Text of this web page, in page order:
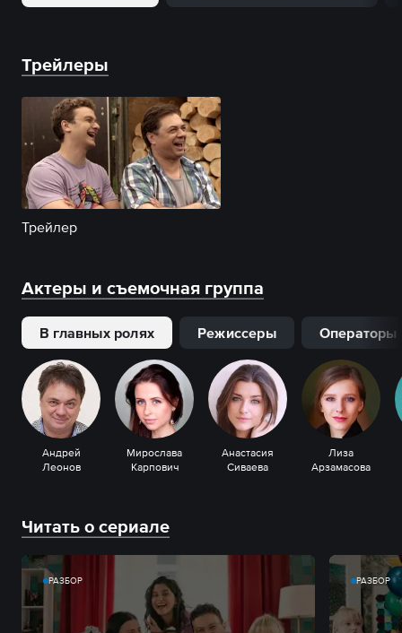
Трейлеры
Трейлер
Актеры и съемочная группа
В главных ролях Режиссеры Операторы
Андрей
Леонов
Мирослава
Карпович
Анастасия
Сиваева
Лиза
Арзамасова
Читать о сериале
РАЗБОР РАЗБОР